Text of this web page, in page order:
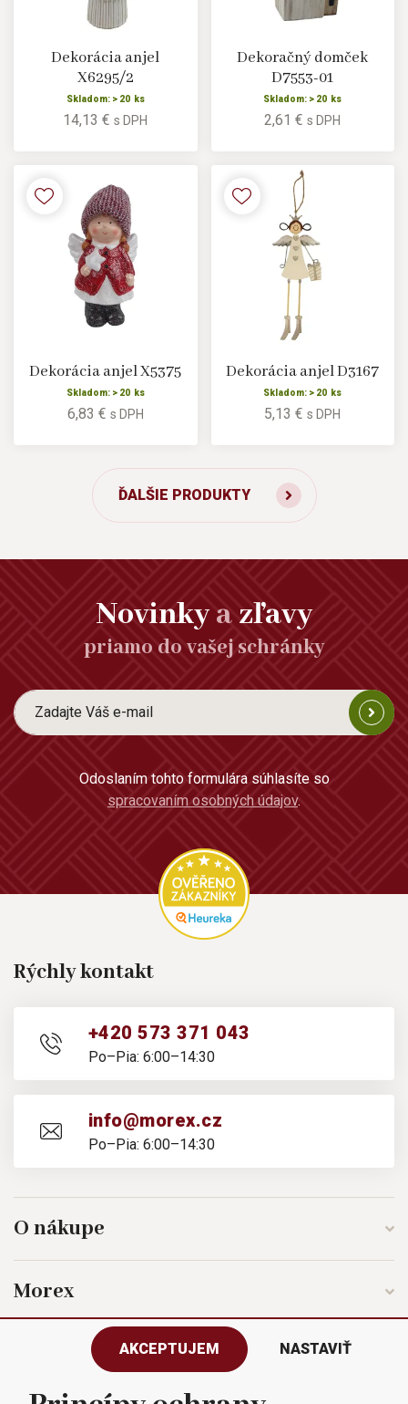
Dekorácia anjel
X6295/2
Skladom: > 20 ks
14,13 €s DPH
Dekoračný domček
D7553-01
Skladom: > 20 ks
2,61 €s DPH
Dekorácia anjel X5375
Skladom: > 20 ks
6,83 € s DPH
Dekorácia anjel D3167
Skladom: > 20 ks
5,13 €s DPH
ĎALŠIE PRODUKTY
Novinkyazľavy
priamo do vašej schránky
Odoslaním tohto formulára súhlasíte so
spracovaním osobných údajov.
Rýchly kontakt
+420 573 371 043
Po–Pia: 6:00–14:30
info@morex.cz
Po–Pia: 6:00–14:30
O nákupe
Morex
Sledujte nás
AKCEPTUJEM NASTAVIŤ